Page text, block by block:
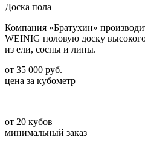
Доска пола
Компания «Братухин»
WEINIG половую доску
из ели, сосны и липы.
от 35 000 руб.
цена за кубометр
от 20 кубов
минимальный заказ